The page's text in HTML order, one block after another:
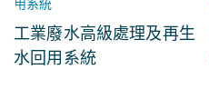
工業廢水高級處理及再生
水回用系統